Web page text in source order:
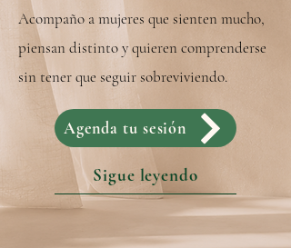
Acompaño a mujeres que sienten mucho,
piensan distinto y quieren comprenderse
sin tener que seguir sobreviviendo.
Agenda tu sesión
Sigue leyendo